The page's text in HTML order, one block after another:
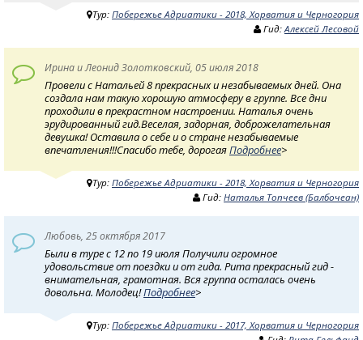
Тур: Побережье Адриатики - 2018, Хорватия и Черногория
Гид: Алексей Лесовой
Ирина и Леонид Золотковский, 05 июля 2018
Провели с Натальей 8 прекрасных и незабываемых дней. Она
создала нам такую хорошую атмосферу в группе. Все дни
проходили в прекрастном настроении. Наталья очень
эрудированный гид.Веселая, задорная, доброжелательная
девушка! Оставила о себе и о стране незабываемые
впечатления!!!Спасибо тебе, дорогаяПодробнее>
Тур: Побережье Адриатики - 2018, Хорватия и Черногория
Гид: Наталья Топчеев (Балбочеан)
Любовь, 25 октября 2017
Были в туре с 12 по 19 июля Получили огромное
удовольствие от поездки и от гида. Рита прекрасный гид -
внимательная, грамотная. Вся группа осталась очень
довольна. Молодец!Подробнее>
Тур: Побережье Адриатики - 2017, Хорватия и Черногория